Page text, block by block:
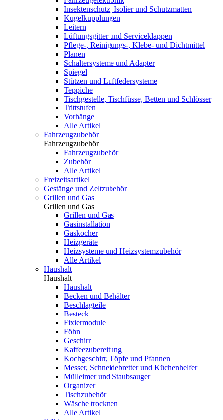
Insektenschutz, Isolier und Schutzmatten
Kugelkupplungen
Leitern
Lüftungsgitter und Serviceklappen
Pflege-, Reinigungs-, Klebe- und Dichtmittel
Planen
Schaltersysteme und Adapter
Spiegel
Stützen und Luftfedersysteme
Teppiche
Tischgestelle, Tischfüsse, Betten und Schlösser
Trittstufen
Vorhänge
Alle Artikel
Fahrzeugzubehör
Fahrzeugzubehör
Fahrzeugzubehör
Zubehör
Alle Artikel
Freizeitsartikel
Gestänge und Zeltzubehör
Grillen und Gas
Grillen und Gas
Grillen und Gas
Gasinstallation
Gaskocher
Heizgeräte
Heizsysteme und Heizsystemzubehör
Alle Artikel
Haushalt
Haushalt
Haushalt
Becken und Behälter
Beschlagteile
Besteck
Fixiermodule
Föhn
Geschirr
Kaffeezubereitung
Kochgeschirr, Töpfe und Pfannen
Messer, Schneidebretter und Küchenhelfer
Mülleimer und Staubsauger
Organizer
Tischzubehör
Wäsche trocknen
Alle Artikel